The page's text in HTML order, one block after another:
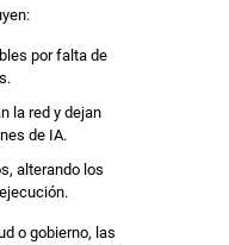
por falta de
la red y dejan
de IA.
alterando los
o gobierno, las